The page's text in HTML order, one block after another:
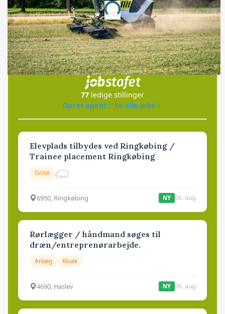
Loading...
Jobs
i samarbejde med
77 ledige stillinger
Opret agent
Se alle jobs
Elevplads tilbydes ved Ringkøbing /
Trainee placement Ringkøbing
Grise
6950, Ringkøbing NY 06. aug.
Rørlægger / håndmand søges til
dræn/entreprenørarbejde.
Anlæg Kloak
4690, Haslev NY 06. aug.